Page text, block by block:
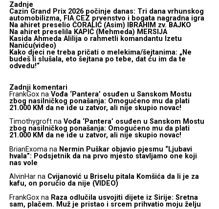
Zadnje
Cazin Grand Prix 2026 počinje danas: Tri dana vrhunskog
automobilizma, FIA CEZ prvenstvo i bogata nagradna igra
Na ahiret preselio ĆORALIĆ (Asim) IBRAHIM zv. BAJKO
Na ahiret preselila KAPIĆ (Mehmeda) MERSIJA
Kasida Ahmeda Alilija o rahmetli komandantu Izetu
Naniću(video)
Kako djeci ne treba pričati o melekima/šejtanima: „Ne
budeš li slušala, eto šejtana po tebe, dat ću im da te
odvedu!“
Zadnji komentari
FrankGoxna Vođa ‘Pantera’ osuđen u Sanskom Mostu
zbog nasilničkog ponašanja: Omogućeno mu da plati
21.000 KM da ne ide u zatvor, ali nije skupio novac!
Timothygroftna Vođa ‘Pantera’ osuđen u Sanskom Mostu
zbog nasilničkog ponašanja: Omogućeno mu da plati
21.000 KM da ne ide u zatvor, ali nije skupio novac!
BrianExomana Nermin Puškar objavio pjesmu “Ljubavi
hvala”: Podsjetnik da na prvo mjesto stavljamo one koji
nas vole
AlvinHarna Cvijanović u Briselu pitala Komšića da li je za
kafu, on poručio da nije (VIDEO)
FrankGoxna Raza odlučila usvojiti dijete iz Sirije: Sretna
sam, plačem. Muž je pristao i srcem prihvatio moju želju